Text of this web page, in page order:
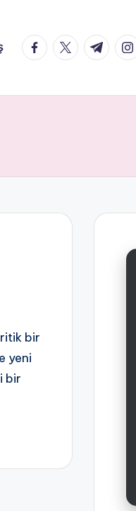
facebook.com
twitter.com
t.me
bir
yeni
bir